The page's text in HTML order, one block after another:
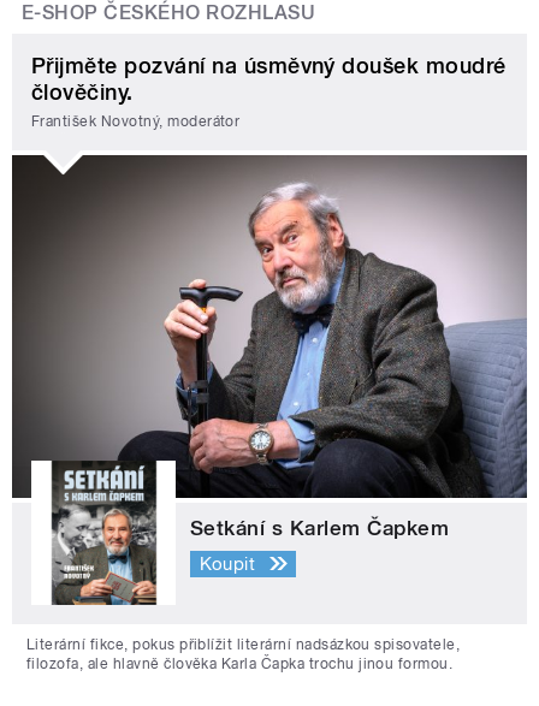
E-SHOP ČESKÉHO ROZHLASU
Přijměte pozvání na úsměvný doušek moudré
člověčiny.
František Novotný, moderátor
Setkání s Karlem Čapkem
Koupit
Literární fikce, pokus přiblížit literární nadsázkou spisovatele,
filozofa, ale hlavně člověka Karla Čapka trochu jinou formou.